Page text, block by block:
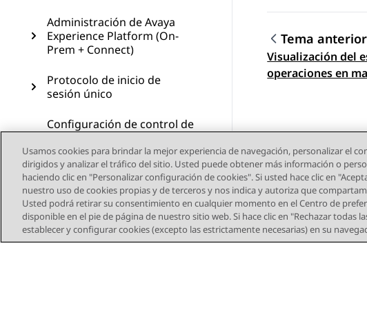
Administración de Avaya
Experience Platform (On-
Prem + Connect)
Protocolo de inicio de
sesión único
Configuración de control de
Plantronics y Jabra
Glosario
Recursos
Navegación
Tema anterior
Visualización del
operaciones en
Usamos cookies para brindar la mejor experiencia de navegación, personalizar el
dirigidos y analizar el tráfico del sitio. Usted puede obtener más información o
haciendo clic en "Personalizar configuración de cookies". Si usted hace clic en
nuestro uso de cookies propias y de terceros y nos indica y autoriza que
Usted podrá retirar su consentimiento en cualquier momento en el Centro de
disponible en el pie de página de nuestro sitio web. Si hace clic en "Rechazar todas
establecer y configurar cookies (excepto las estrictamente necesarias) en su